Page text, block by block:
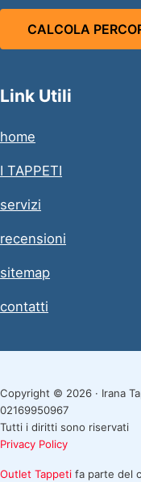
CALCOLA
Link Utili
home
I TAPPETI
servizi
recensioni
sitemap
contatti
Copyright © 2026 · Irana
02169950967
Tutti i diritti sono riservati
Privacy Policy
Outlet Tappeti fa parte del